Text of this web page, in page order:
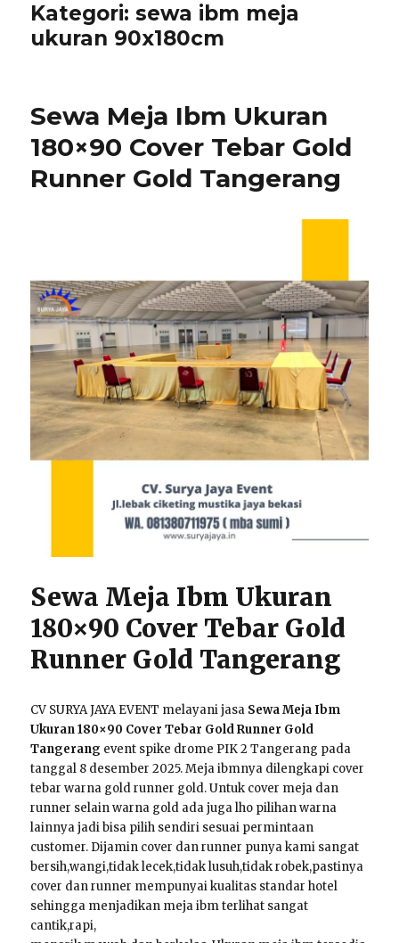
Kategori:sewa ibm meja
ukuran 90x180cm
Sewa Meja Ibm Ukuran
180×90 Cover Tebar Gold
Runner Gold Tangerang
Sewa Meja Ibm Ukuran
180×90 Cover Tebar Gold
Runner Gold Tangerang
CV SURYA JAYA EVENT melayani jasa Sewa Meja Ibm
Ukuran 180×90 Cover Tebar Gold Runner Gold
Tangerang event spike drome PIK 2 Tangerang pada
tanggal 8 desember 2025. Meja ibmnya dilengkapi cover
tebar warna gold runner gold. Untuk cover meja dan
runner selain warna gold ada juga lho pilihan warna
lainnya jadi bisa pilih sendiri sesuai permintaan
customer. Dijamin cover dan runner punya kami sangat
bersih,wangi,tidak lecek,tidak lusuh,tidak robek,pastinya
cover dan runner mempunyai kualitas standar hotel
sehingga menjadikan meja ibm terlihat sangat
cantik,rapi,